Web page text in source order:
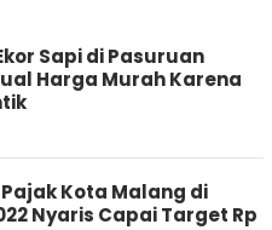
Sapi di Pasuruan
Harga Murah Karena
Kota Malang di
Nyaris Capai Target Rp